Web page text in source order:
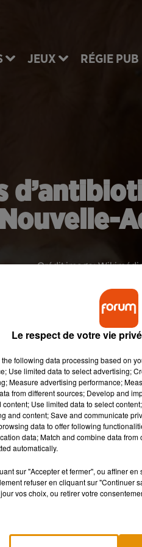
JEUX RÉGIE PUB
Nouvelle-
Crédit image:
moins
dans leurs élevages.
les usages des
dans nos terres d'élevages
radical des mentalités, grâce
Le respect de votre vie
the following data processing based on
Use limited data to select advertising;
Measure advertising performance;
from different sources; Develop and
Use limited data to select
and content; Save and communicate
data to offer following
data; Match and combine data
automatically.
sur "Accepter et fermer", ou affiner
refuser en cliquant sur "Continuer
vos choix, ou retirer votre